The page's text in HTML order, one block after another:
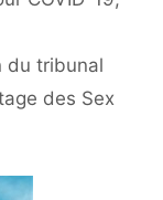
du tribunal
des Sex